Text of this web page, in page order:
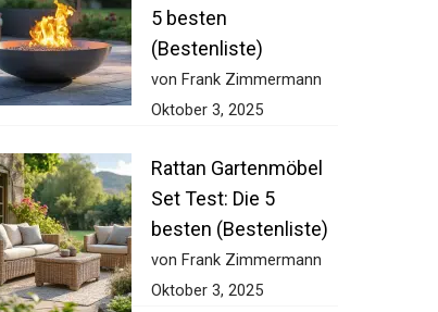
5 besten
(Bestenliste)
von Frank Zimmermann
Oktober 3, 2025
Rattan Gartenmöbel
Set Test: Die 5
besten (Bestenliste)
von Frank Zimmermann
Oktober 3, 2025